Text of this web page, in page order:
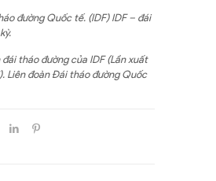
đường Quốc tế. (IDF) IDF – đái
đái tháo đường của IDF (Lần xuất
Liên đoàn Đái tháo đường Quốc